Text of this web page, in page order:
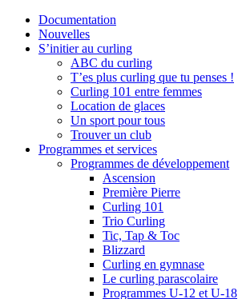
Documentation
Nouvelles
S’initier au curling
ABC du curling
T’es plus curling que tu penses !
Curling 101 entre femmes
Location de glaces
Un sport pour tous
Trouver un club
Programmes et services
Programmes de développement
Ascension
Première Pierre
Curling 101
Trio Curling
Tic, Tap & Toc
Blizzard
Curling en gymnase
Le curling parascolaire
Programmes U-12 et U-18